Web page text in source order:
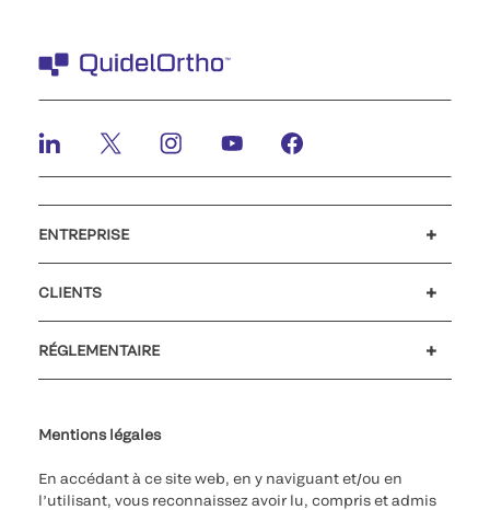
ENTREPRISE
CLIENTS
RÉGLEMENTAIRE
Mentions légales
En accédant à ce site web, en y naviguant et/ou en
l’utilisant, vous reconnaissez avoir lu, compris et admis